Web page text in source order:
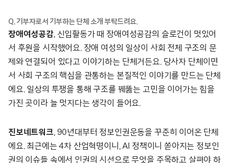
Q. 기부자로서 기부하는 단체 소개 부탁드려요.
장애여성공감, 신입활동가 때 장애여성공감의 슬로건이 멋있어
서 후원을 시작했어요. 장애 여성의 일상이 사회 전체 구조의 문
제와 연결되어 있다고 이야기하는 단체거든요. 당사자 단체이면
서 사회 구조의 핵심을 관통하는 본질적인 이야기를 만드는 단체
에요. 일상의 투쟁을 통해 구조를 꿰뚫는 고민을 이어가는 힘을
가진 곳이라 늘 멋지다는 생각이 들어요.
진보네트워크, 90년대부터 정보인권운동을 꾸준히 이어온 단체
에요. 최근에는 4차 산업혁명이니, AI 정책이니 쏟아지는 정보인
권의 이슈들 속에서 인권의 시선으로 무엇을 주목하고 살펴야 하